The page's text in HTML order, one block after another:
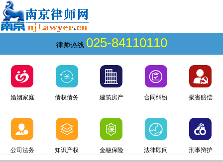
律师热线 025-84110110
婚姻家庭 债权债务 建筑房产 合同纠纷 损害赔偿
公司法务 知识产权 金融保险 法律顾问 刑事辩护